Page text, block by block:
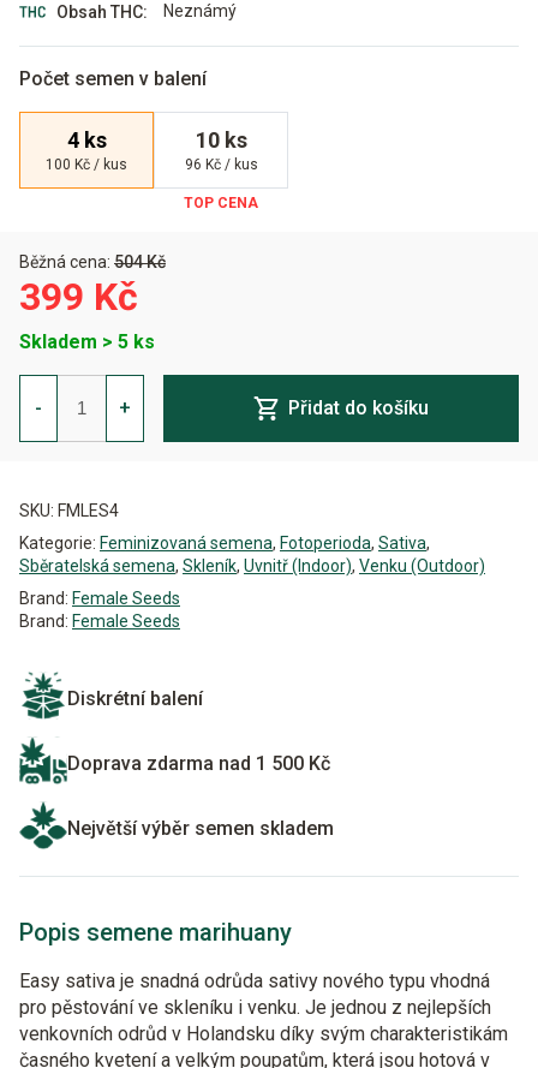
Obsah THC:
Neznámý
Počet semen v balení
4 ks
100 Kč / kus
10 ks
96 Kč / kus
Běžná cena: 504 Kč
399 Kč
Skladem > 5 ks
-
Easy
Sativa
Feminizovaná
množství
+ Přidat do košíku
SKU: FMLES4
Kategorie: Feminizovaná semena, Fotoperioda, Sativa,
Sběratelská semena, Skleník, Uvnitř (Indoor), Venku (Outdoor)
Brand: Female Seeds
Brand: Female Seeds
Diskrétní balení
Doprava zdarma nad 1 500 Kč
Největší výběr semen skladem
Popis semene marihuany
Easy sativa je snadná odrůda sativy nového typu vhodná
pro pěstování ve skleníku i venku. Je jednou z nejlepších
venkovních odrůd v Holandsku díky svým charakteristikám
časného kvetení a velkým poupatům, která jsou hotová v